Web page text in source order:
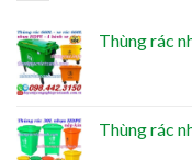
Thùng rác
Thùng rác